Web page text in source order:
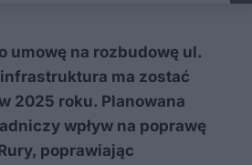
umowę na rozbudowę ul.
ma zostać
2025 roku. Planowana
wpływ na poprawę
poprawiając